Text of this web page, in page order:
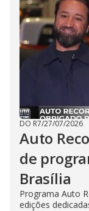
DO R7/27/07/2026
Auto
de
Brasília
Programa Auto
edições